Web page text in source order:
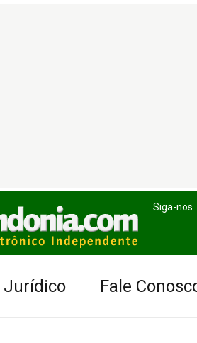
Siga-nos
Jurídico Fale